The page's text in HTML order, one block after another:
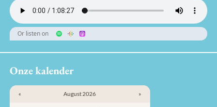
Or listen on
Onze kalender
« August 2026 »